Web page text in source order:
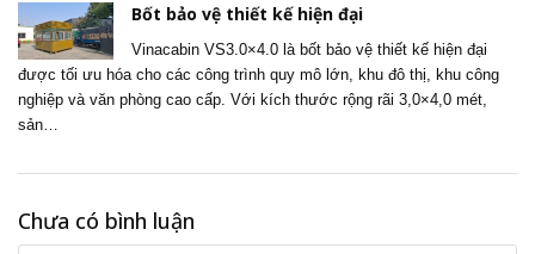
Bốt bảo vệ thiết kế hiện đại
Vinacabin VS3.0×4.0 là bốt bảo vệ thiết kế hiện đại
được tối ưu hóa cho các công trình quy mô lớn, khu đô thị, khu công
nghiệp và văn phòng cao cấp. Với kích thước rộng rãi 3,0×4,0 mét,
sản…
Chưa có bình luận